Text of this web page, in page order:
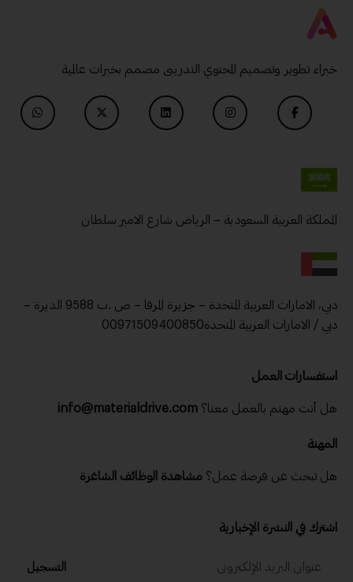
خبراء تطوير وتصميم المحتوي التدريبى مصمم بخبرات عالمية
المملكة العربية السعودية – الرياض شارع الامير سلطان
دبي، الامارات العربية المتحدة – جزيرة المرفا – ص .ب 9588 الديرة –
دبي / الامارات العربية المتحدة00971509400850
استفسارات العمل
هل أنت مهتم بالعمل معنا؟ info@materialdrive.com
المهنة
هل تبحث عن فرصة عمل؟ مشاهدة الوظائف الشاغرة
اشترك في النشرة الإخبارية
التسجيل